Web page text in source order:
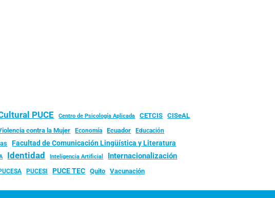
PUCE Centro de Psicología Aplicada CETCIS CISeAL
contra la Mujer Economía Ecuador
Educación
Facultad de Comunicación Lingüística y Literatura
Identidad Inteligencia Artificial Internacionalización
PUCESI PUCE TEC Quito Vacunación